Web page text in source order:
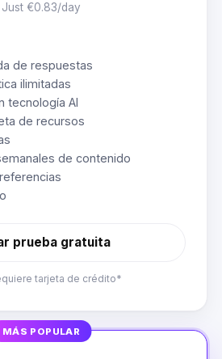
Just €0.83/day
de respuestas
ilimitadas
tecnología AI
de recursos
de contenido
prueba gratuita
tarjeta de crédito*
MÁS POPULAR